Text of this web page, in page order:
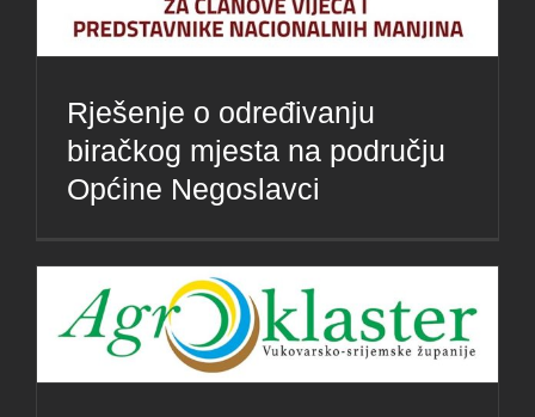
Rješenje o određivanju
biračkog mjesta na području
Općine Negoslavci